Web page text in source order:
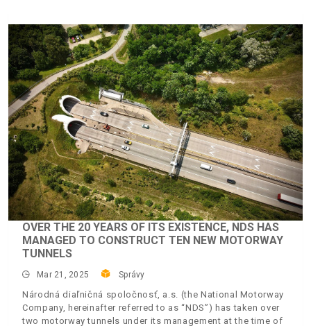
OVER THE 20 YEARS OF ITS EXISTENCE, NDS HAS
MANAGED TO CONSTRUCT TEN NEW MOTORWAY
TUNNELS
Mar 21, 2025 Správy
Národná diaľničná spoločnosť, a.s. (the National Motorway
Company, hereinafter referred to as “NDS”) has taken over
two motorway tunnels under its management at the time of